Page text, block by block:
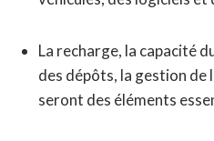
La recharge, la capacité
des dépôts, la gestion
seront des éléments